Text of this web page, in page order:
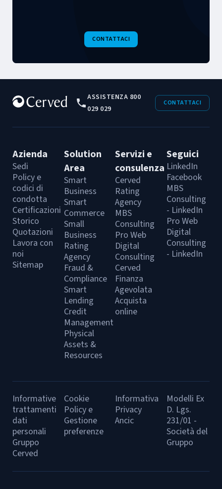
CONTATTACI
ASSISTENZA 800
029 029
CONTATTACI
Azienda
Sedi
Policy e
codici di
condotta
Certificazioni
Storico
Quotazioni
Lavora con
noi
Sitemap
Solution
Area
Smart
Business
Smart
Commerce
Small
Business
Rating
Agency
Fraud &
Compliance
Smart
Lending
Credit
Management
Physical
Assets &
Resources
Servizi e
consulenza
Cerved
Rating
Agency
MBS
Consulting
Pro Web
Digital
Consulting
Cerved
Finanza
Agevolata
Acquista
online
Seguici
LinkedIn
Facebook
MBS
Consulting
- LinkedIn
Pro Web
Digital
Consulting
- LinkedIn
Informative
trattamenti
dati
personali
Gruppo
Cerved
Cookie
Policy e
Gestione
preferenze
Informativa
Privacy
Ancic
Modelli Ex
D. Lgs.
231/01 -
Società del
Gruppo